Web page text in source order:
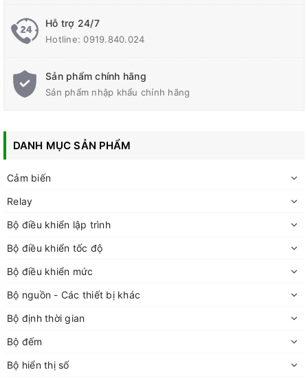
Hỗ trợ 24/7
Hotline:0919.840.024
Sản phẩm chính hãng
Sản phẩm nhập khẩu chính hãng
DANH MỤC SẢN PHẨM
Cảm biến
Relay
Bộ điều khiển lập trình
Bộ điều khiển tốc độ
Bộ điều khiển mức
Bộ nguồn - Các thiết bị khác
Bộ định thời gian
Bộ đếm
Bộ hiển thị số